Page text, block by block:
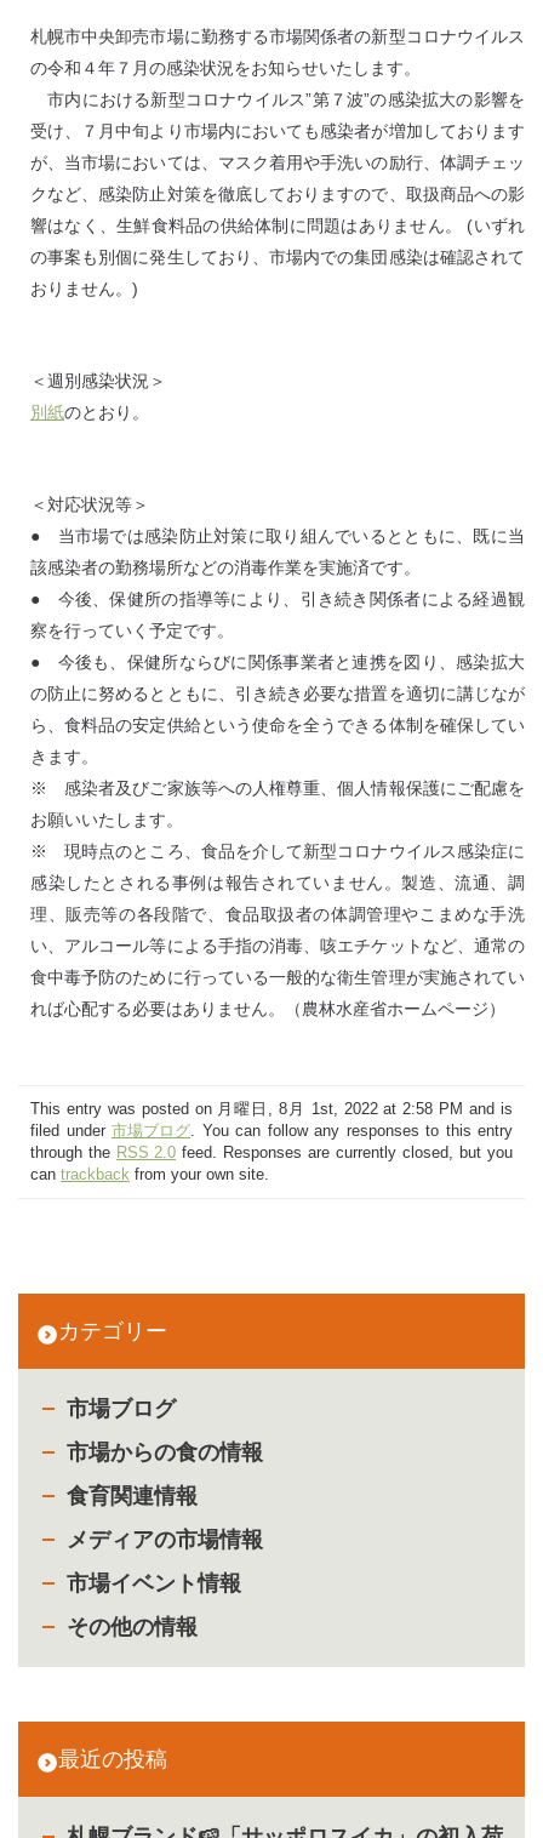
カテゴリー
市場ブログ
市場からの食の情報
食育関連情報
メディアの市場情報
市場イベント情報
その他の情報
最近の投稿
札幌市中央卸売市場に勤務する市場関係者の新型コロナウイルス
の令和４年７月の感染状況をお知らせいたします。
市内における新型コロナウイルス”第７波”の感染拡大の影響を
受け、７月中旬より市場内においても感染者が増加しております
が、当市場においては、マスク着用や手洗いの励行、体調チェッ
クなど、感染防止対策を徹底しておりますので、取扱商品への影
響はなく、生鮮食料品の供給体制に問題はありません。 (いずれ
の事案も別個に発生しており、市場内での集団感染は確認されて
おりません。)
＜週別感染状況＞
別紙のとおり。
＜対応状況等＞
● 当市場では感染防止対策に取り組んでいるとともに、既に当
該感染者の勤務場所などの消毒作業を実施済です。
● 今後、保健所の指導等により、引き続き関係者による経過観
察を行っていく予定です。
● 今後も、保健所ならびに関係事業者と連携を図り、感染拡大
の防止に努めるとともに、引き続き必要な措置を適切に講じなが
ら、食料品の安定供給という使命を全うできる体制を確保してい
きます。
※ 感染者及びご家族等への人権尊重、個人情報保護にご配慮を
お願いいたします。
※ 現時点のところ、食品を介して新型コロナウイルス感染症に
感染したとされる事例は報告されていません。製造、流通、調
理、販売等の各段階で、食品取扱者の体調管理やこまめな手洗
い、アルコール等による手指の消毒、咳エチケットなど、通常の
食中毒予防のために行っている一般的な衛生管理が実施されてい
れば心配する必要はありません。（農林水産省ホームページ）
This entry was posted on 月曜日, 8月 1st, 2022 at 2:58 PM and is
filed under 市場ブログ. You can follow any responses to this entry
through the RSS 2.0 feed. Responses are currently closed, but you
can trackback from your own site.